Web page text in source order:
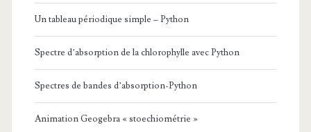
Un tableau périodique simple – Python
Spectre d’absorption de la chlorophylle avec Python
Spectres de bandes d’absorption-Python
Animation Geogebra « stoechiométrie »